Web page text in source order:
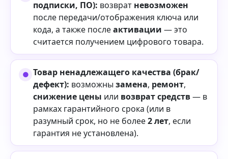
подписки, ПО): возврат невозможен
после передачи/отображения ключа или
кода, а также послеактивации — это
считается получением цифрового товара.
Товар ненадлежащего качества (брак/
дефект): возможны замена, ремонт,
снижение цены или возврат средств— в
рамках гарантийного срока (или в
разумный срок, но не более2 лет, если
гарантия не установлена).